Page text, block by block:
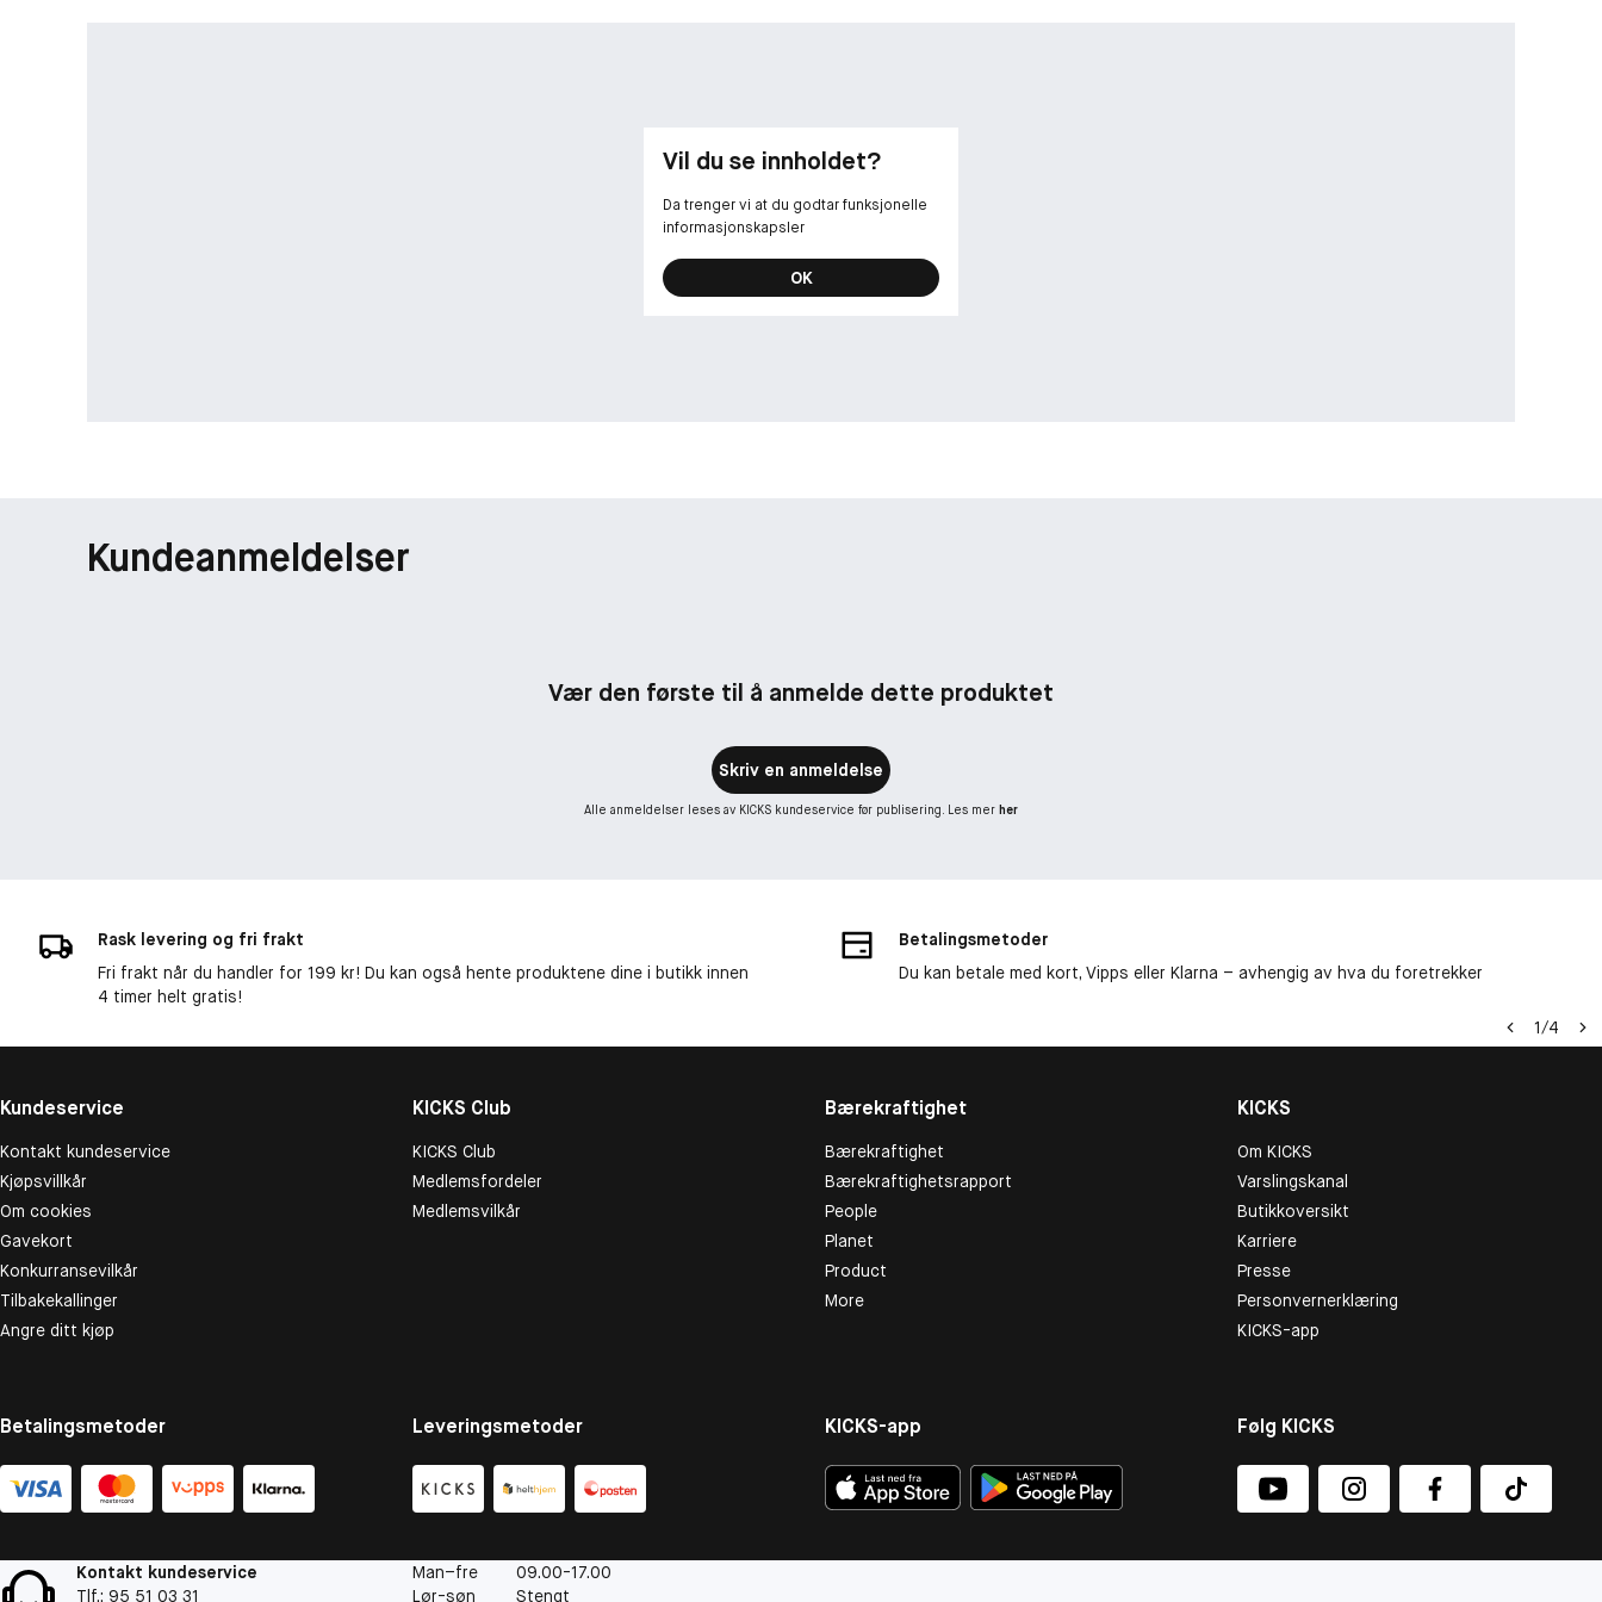
Vil du se innholdet?
Da trenger vi at du godtar funksjonelle
informasjonskapsler
OK
Kundeanmeldelser
Vær den første til å anmelde dette produktet
Skriv en anmeldelse
Alle anmeldelser leses av KICKS kundeservice før publisering. Les mer her
Rask levering og fri frakt
Fri frakt når du handler for 199 kr! Du kan også hente produktene dine i butikk innen
4 timer helt gratis!
Betalingsmetoder
Du kan betale med kort, Vipps eller Klarna – avhengig av hva du foretrekker
1/4
Kundeservice
Kontakt kundeservice
Kjøpsvillkår
Om cookies
Gavekort
Konkurransevilkår
Tilbakekallinger
Angre ditt kjøp
KICKS Club
KICKS Club
Medlemsfordeler
Medlemsvilkår
Bærekraftighet
Bærekraftighet
Bærekraftighetsrapport
People
Planet
Product
More
KICKS
Om KICKS
Varslingskanal
Butikkoversikt
Karriere
Presse
Personvernerklæring
KICKS-app
Betalingsmetoder Leveringsmetoder KICKS-app Følg KICKS
Kontakt kundeservice
Tlf.: 95 51 03 31
Man–fre
09.00-17.00
Lør-søn
Stengt